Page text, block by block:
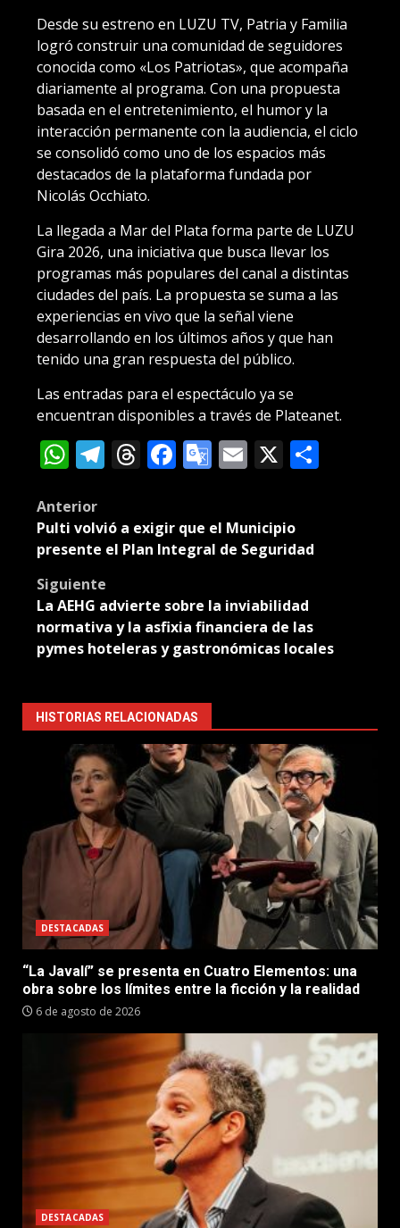
Desde su estreno en LUZU TV, Patria y Familia
logró construir una comunidad de seguidores
conocida como «Los Patriotas», que acompaña
diariamente al programa. Con una propuesta
basada en el entretenimiento, el humor y la
interacción permanente con la audiencia, el ciclo
se consolidó como uno de los espacios más
destacados de la plataforma fundada por
Nicolás Occhiato.
La llegada a Mar del Plata forma parte de LUZU
Gira 2026, una iniciativa que busca llevar los
programas más populares del canal a distintas
ciudades del país. La propuesta se suma a las
experiencias en vivo que la señal viene
desarrollando en los últimos años y que han
tenido una gran respuesta del público.
Las entradas para el espectáculo ya se
encuentran disponibles a través de Plateanet.
WhatsApp
Telegram
Threads
Facebook
Google
Email
X
Post
navigation
Anterior
Pulti volvió a exigir que el Municipio
presente el Plan Integral de Seguridad
Siguiente
La AEHG advierte sobre la inviabilidad
normativa y la asfixia financiera de las
pymes hoteleras y gastronómicas locales
HISTORIAS RELACIONADAS
DESTACADAS
“La Javalí” se presenta en Cuatro Elementos: una
obra sobre los límites entre la ficción y la realidad
6 de agosto de 2026
DESTACADAS